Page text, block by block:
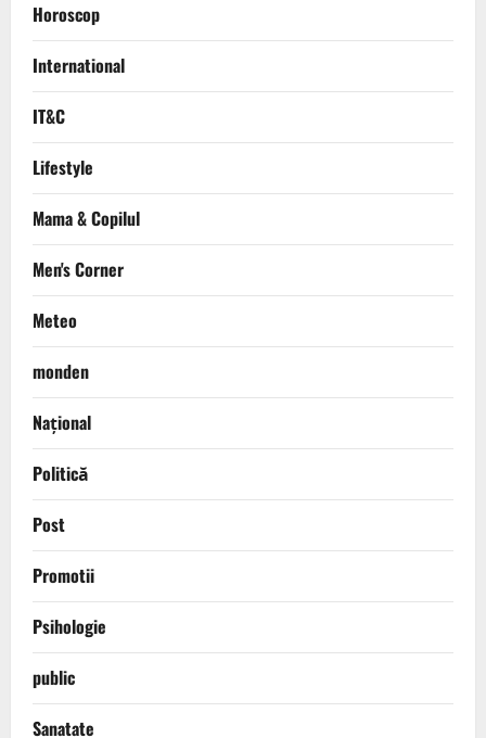
Horoscop
International
IT&C
Lifestyle
Mama & Copilul
Men's Corner
Meteo
monden
Național
Politică
Post
Promotii
Psihologie
public
Sanatate